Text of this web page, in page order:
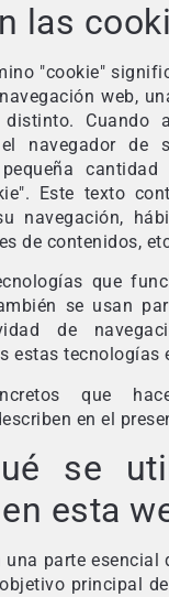
las
"cookie"
web,
distinto. Cuando
navegador de
Este texto
navegación,
de contenidos,
que
se usan
de
estas tecnologías
que
en el
se
esta
una parte esencial
principal